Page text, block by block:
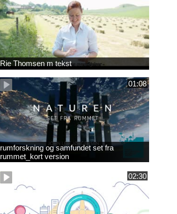
Rie Thomsen m tekst
01:08
rumforskning og samfundet set fra
rummet_kort version
02:30